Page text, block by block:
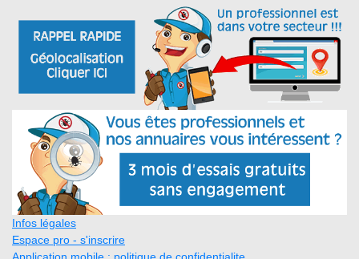
Infos légales
Espace pro - s'inscrire